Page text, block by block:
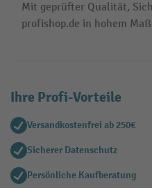
Mit geprüfter Qualität,
profishop.de in hohem
Ihre Profi-Vorteile
Versandkostenfrei ab 250€
Sicherer Datenschutz
Persönliche Kaufberatung